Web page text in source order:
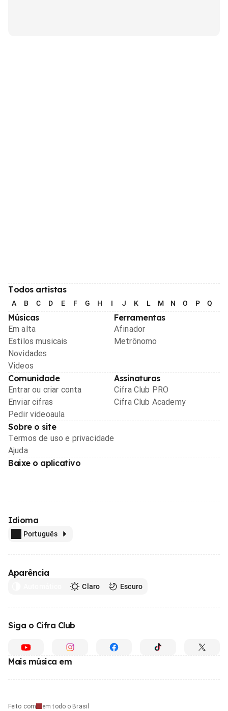
Todos artistas
A B C D E F G H I J K L M N O P Q
Músicas
Em alta
Estilos musicais
Novidades
Videos
Ferramentas
Afinador
Metrônomo
Comunidade
Entrar ou criar conta
Enviar cifras
Pedir videoaula
Assinaturas
Cifra Club PRO
Cifra Club Academy
Sobre o site
Termos de uso e privacidade
Ajuda
Baixe o aplicativo
Idioma
Português
Aparência
Claro Escuro
Siga o Cifra Club
Mais música em
Feito com em todo o Brasil